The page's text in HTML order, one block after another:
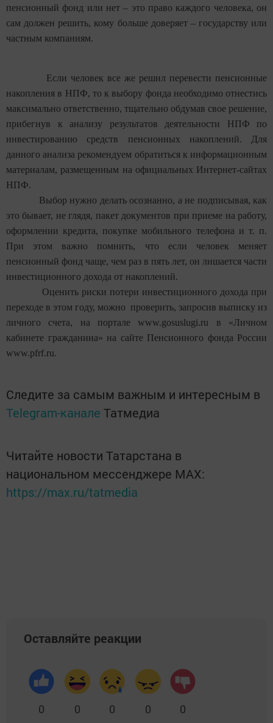
пенсионный фонд или нет – это право каждого человека, он
сам должен решить, кому больше доверяет – государству или
частным компаниям.
Если человек все же решил перевести пенсионные
накопления в НПФ, то к выбору фонда необходимо отнестись
максимально ответственно, тщательно обдумав свое решение,
прибегнув к анализу результатов деятельности НПФ по
инвестированию средств пенсионных накоплений. Для
данного анализа рекомендуем обратиться к информационным
материалам, размещенным на официальных Интернет-сайтах
НПФ.
Выбор нужно делать осознанно, а не подписывая, как
это бывает, не глядя, пакет документов при приеме на работу,
оформлении кредита, покупке мобильного телефона и т. п.
При этом важно помнить, что если человек меняет
пенсионный фонд чаще, чем раз в пять лет, он лишается части
инвестиционного дохода от накоплений.
Оценить риски потери инвестиционного дохода при
переходе в этом году, можно проверить, запросив выписку из
личного счета, на портале www.gosuslugi.ru в «Личном
кабинете гражданина» на сайте Пенсионного фонда России
www.pfrf.ru.
Следите за самым важным и интересным в
Telegram-канале Татмедиа
Читайте новости Татарстана в
национальном мессенджере MАХ:
https://max.ru/tatmedia
Оставляйте реакции
0 0 0 0 0